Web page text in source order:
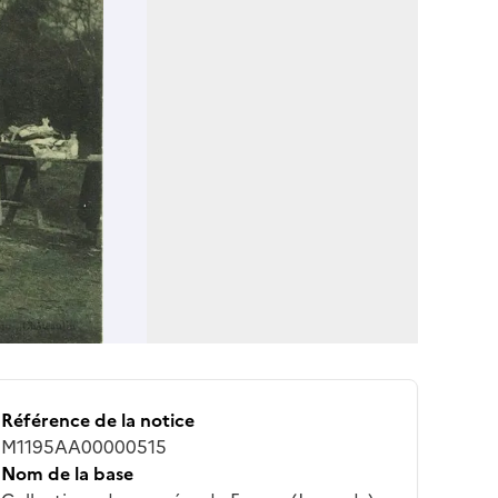
Référence de la notice
M1195AA00000515
Nom de la base